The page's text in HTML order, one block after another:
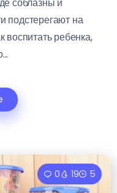
подстерегают на
воспитать ребенка,
0 19 5